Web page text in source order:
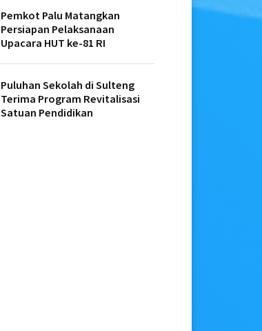
Pemkot Palu Matangkan
Persiapan Pelaksanaan
Upacara HUT ke-81 RI
Puluhan Sekolah di Sulteng
Terima Program Revitalisasi
Satuan Pendidikan